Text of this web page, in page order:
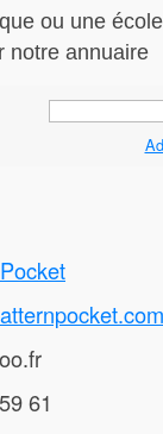
ou une
notre annuaire
61